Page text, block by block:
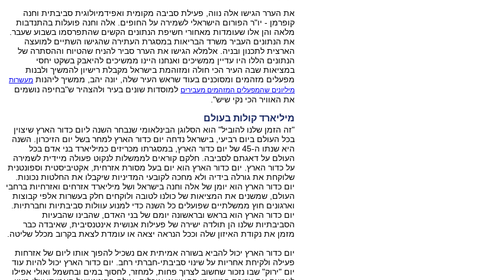
את הערר הגישו אלה נווה, פעילת סביבה מקומית ואפידמיולוגית סביבתית וחנה
קופרמן - יו"ר הפורום הישראלי לשמירה על החופים. אלה וחנה פועלות בהתנדבות
מלאה והן אלו שעומדות מאחורי חשיפת הנתונים הקשים שהתפרסמו בשבוע שעבר.
את הנתונים העביר משרד הבריאות במסגרת העתירה שהגישו השתיים למועצה
הארצית לתכנון ובניה. אלמלא הגישו את הערר סביר להניח שהטיוח וההסתרה של
הנתונים הללו היו עדיין ממשיכים ואנחנו היינו ממשיכים להיאבק בשקט יחסי
במציאות שבה העיר הכי חולה ומזוהמת בישראל מקבלת רישיון להמשיך ולבנות
מפעלים מזהמים ומסוכנים בעוד שראש העיר שלה, יונה יהב, ממשיך ליהנות מעשרות
מיליונים שהמפעלים המזהמים מעבירים למוסדות שונים בעיר ולהצהיר ש"בחיפה נושמים
את האוויר הכי נקי שיש".
מיליארד קולות בעולם
"זה הזמן שלנו להוביל" הוא הסלוגן הבינלאומי שנבחר השנה ליום כדור הארץ שיצוין
בכל העולם ביום רביעי, בישראל נדחה יום כדור הארץ למחר בשל יום הזיכרון. השנה
היא שנתו ה-45 של יום כדור הארץ, במסגרתו מכריזים כמיליארד בני אדם בכל
העולם על דאגתם לסביבה. חלקם קוראים לממשלות לנקוט פעולה מיידית לשמירה
על כדור הארץ. יום כדור הארץ הוא יום בעל מסורת אזרחית, אקטיביסטית וספונטנית
שלוקחת את גורלה בידיה ולא מחכה לקובעי המדיניות שיקבלו את החלטות נכונות.
יום כדור הארץ הוא יומן של אלה וחנה בישראל ושל מיליארד אזרחים ואזרחיות ברחבי
העולם, שמשנים את המציאות של כולנו לטובה ולוקחים חלק בעשרות אלפי קבוצות
וארגונים חוץ ממשלתיים שפועלים כל השנה כדי למנוע עוולות סביבתיות וחברתיות.
יום כדור הארץ הוא בראש ובראשונה יומם של בני האדם, שהבינו שהבעיות
הסביבתיות שלנו הן תולדה ישירה של פעילות אנושית אינטנסיבית, שאיבדה כבר
מזמן את נקודת האיזון שלה וככל הנראה יצאה או עומדת לצאת בקרוב מכלל שליטה.
יום כדור הארץ יכול להביא בשורה אמיתית אם נשכיל להפוך אותו ליום של אזרחות
פעילה ולקיחת אחריות על שינוי סביבתי-חברתי רחב. יום כדור הארץ יכול להיות עוד
יום "ירוק" שבו נזכור שחשוב לצרוך פחות, למחזר, לחסוך במים ובחשמל ואולי אפילו